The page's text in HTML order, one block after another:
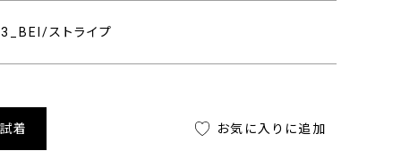
ストライプ
着 お気に入りに追加